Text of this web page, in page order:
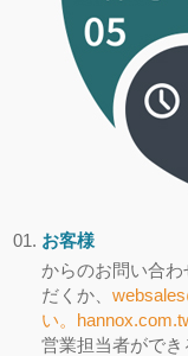
お客様
からのお問い合
だくか、
い。
営業担当者ができ